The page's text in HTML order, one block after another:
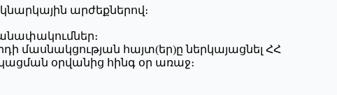
արժեքներով։
մասնակցության հայտ(եր)ը ներկայացնել ՀՀ
օրվանից հինգ օր առաջ։